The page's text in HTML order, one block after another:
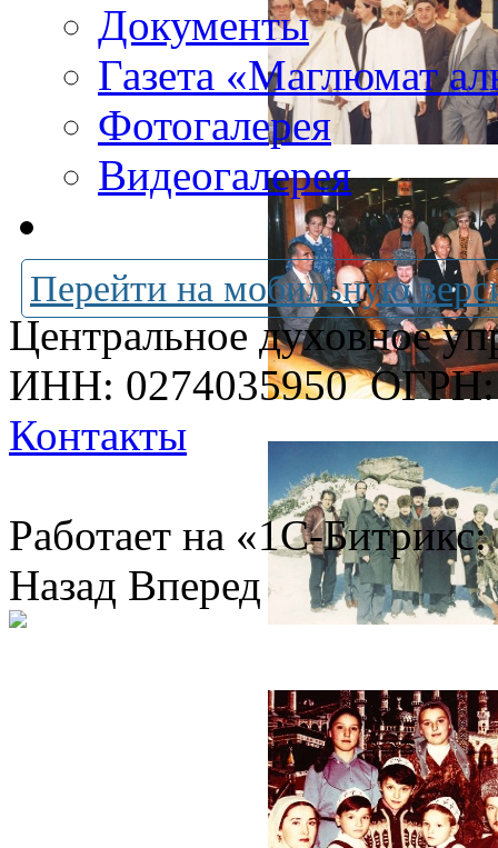
Документы
Газета «Маглюмат
Фотогалерея
Видеогалерея
Перейти на мобильную
Центральное духовное
ИНН: 0274035950ОГРН:
Контакты
Работает на «1С-
Назад Вперед